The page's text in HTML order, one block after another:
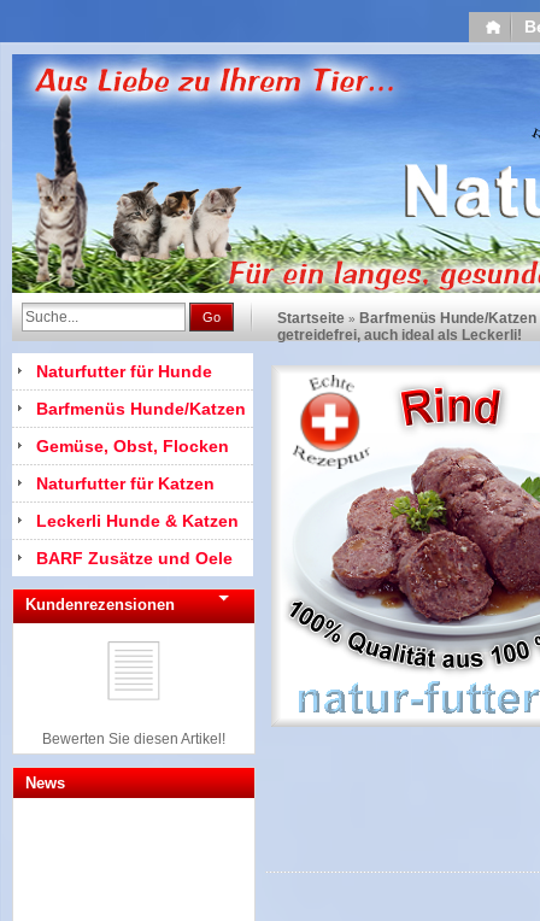
Go Startseite » Barfmenüs Hunde/Katzen
getreidefrei, auch ideal als Leckerli!
Naturfutter für Hunde
Barfmenüs Hunde/Katzen
Gemüse, Obst, Flocken
Naturfutter für Katzen
Leckerli Hunde & Katzen
BARF Zusätze und Oele
Kundenrezensionen
Bewerten Sie diesen Artikel!
News